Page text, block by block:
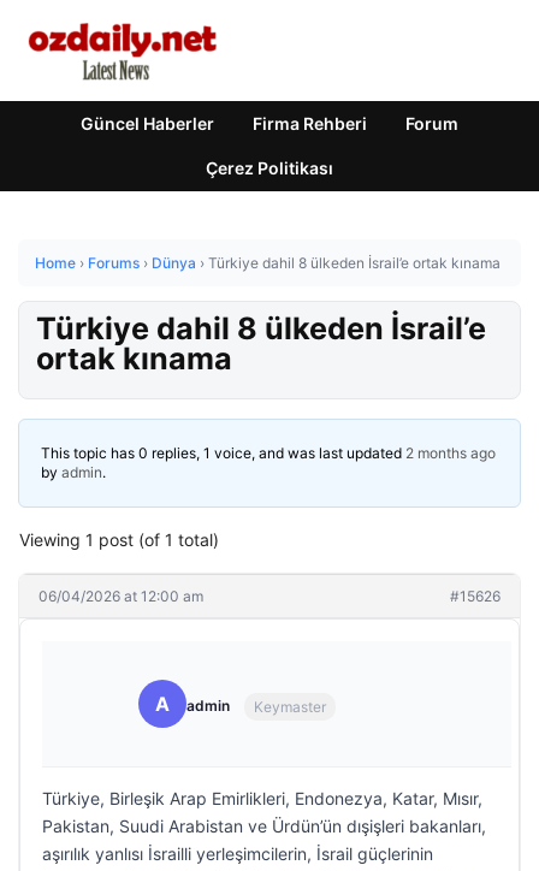
Güncel Haberler Firma Rehberi Forum
Çerez Politikası
Home › Forums › Dünya › Türkiye dahil 8 ülkeden İsrail’e ortak kınama
Türkiye dahil 8 ülkeden İsrail’e
ortak kınama
This topic has 0 replies, 1 voice, and was last updated 2 months ago
by admin.
Viewing 1 post (of 1 total)
06/04/2026 at 12:00 am #15626
A admin Keymaster
Türkiye, Birleşik Arap Emirlikleri, Endonezya, Katar, Mısır,
Pakistan, Suudi Arabistan ve Ürdün’ün dışişleri bakanları,
aşırılık yanlısı İsrailli yerleşimcilerin, İsrail güçlerinin